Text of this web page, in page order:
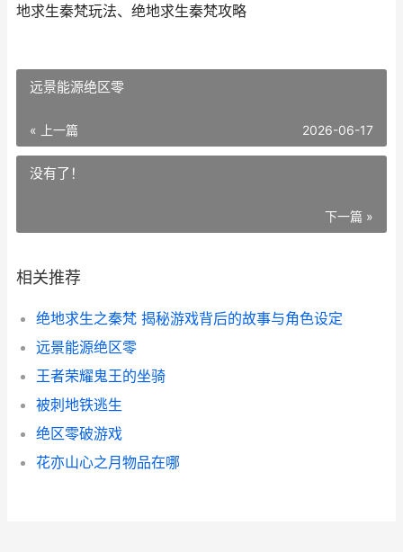
地求生秦梵玩法、绝地求生秦梵攻略
远景能源绝区零
« 上一篇 2026-06-17
没有了！
下一篇 »
相关推荐
绝地求生之秦梵 揭秘游戏背后的故事与角色设定
远景能源绝区零
王者荣耀鬼王的坐骑
被刺地铁逃生
绝区零破游戏
花亦山心之月物品在哪